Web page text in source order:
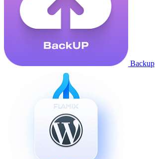
Backup